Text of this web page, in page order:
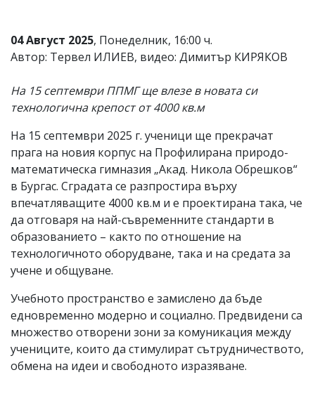
не
носи
отговорност
тях!
Ако
откриете
за
вас
коментар,
моля
сигнализирайте
ни!
04 Август 2025, Понеделник, 16:00 ч.
Автор: Тервел ИЛИЕВ, видео: Димитър КИРЯКОВ
На 15 септември ППМГ ще влезе в новата си
технологична крепост от 4000 кв.м
На 15 септември 2025 г. ученици ще прекрачат
прага на новия корпус на Профилирана природо-
математическа гимназия „Акад. Никола Обрешков“
в Бургас. Сградата се разпростира върху
впечатляващите 4000 кв.м и е проектирана така, че
да отговаря на най-съвременните стандарти в
образованието – както по отношение на
технологичното оборудване, така и на средата за
учене и общуване.
Учебното пространство е замислено да бъде
едновременно модерно и социално. Предвидени са
множество отворени зони за комуникация между
учениците, които да стимулират сътрудничеството,
обмена на идеи и свободното изразяване.